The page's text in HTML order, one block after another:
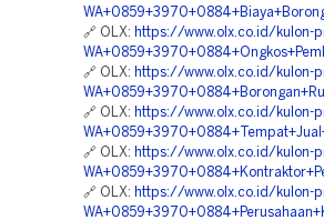
🔗 OLX: https://www.olx.co.id/
🔗 OLX: https://www.olx.co.id/
🔗 OLX: https://www.olx.co.id/
🔗 OLX: https://www.olx.co.id/
🔗 OLX: https://www.olx.co.id/